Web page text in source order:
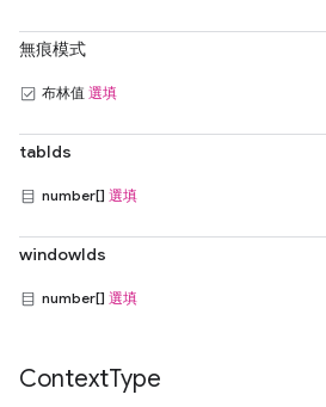
無痕模式
布林值 選填
tabIds
number[] 選填
windowIds
number[] 選填
ContextType